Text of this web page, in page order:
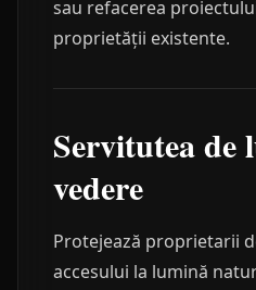
sau refacerea
proprietății existente.
Servitutea de
vedere
Protejează proprietarii
accesului la lumină